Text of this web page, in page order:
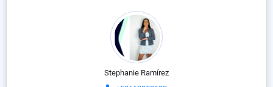
Stephanie Ramírez